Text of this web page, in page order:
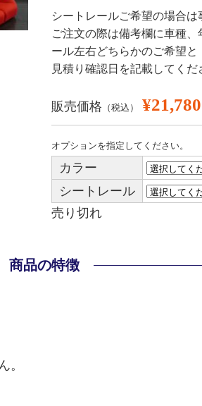
シートレールご希望の場合
ご注文の際は備考欄に車種
ール左右どちらかのご希望と
見積り確認日を記載してくだ
販売価格 （税込） ¥21,780
オプションを指定してください。
カラー
シートレール
売り切れ
商品の特徴
。